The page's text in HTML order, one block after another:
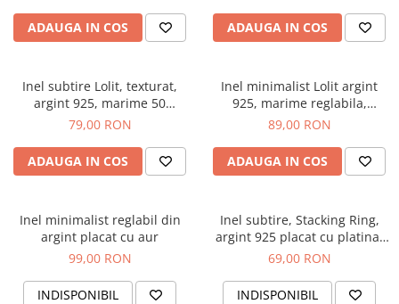
ADAUGA IN COS ADAUGA IN COS
Inel subtire Lolit, texturat,
argint 925, marime 50
(15.92mm)
79,00 RON
ADAUGA IN COS
Inel minimalist Lolit argint
925, marime reglabila,
grosime 1.5mm
89,00 RON
ADAUGA IN COS
Inel minimalist reglabil din
argint placat cu aur
99,00 RON
INDISPONIBIL
Inel subtire, Stacking Ring,
argint 925 placat cu platina,
marimea 55
69,00 RON
INDISPONIBIL